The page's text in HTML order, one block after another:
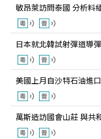
敏昂萊訪問泰國 分析料
日本就北韓試射彈道導
美國上月自沙特石油進
萬斯造訪國會山莊 與共